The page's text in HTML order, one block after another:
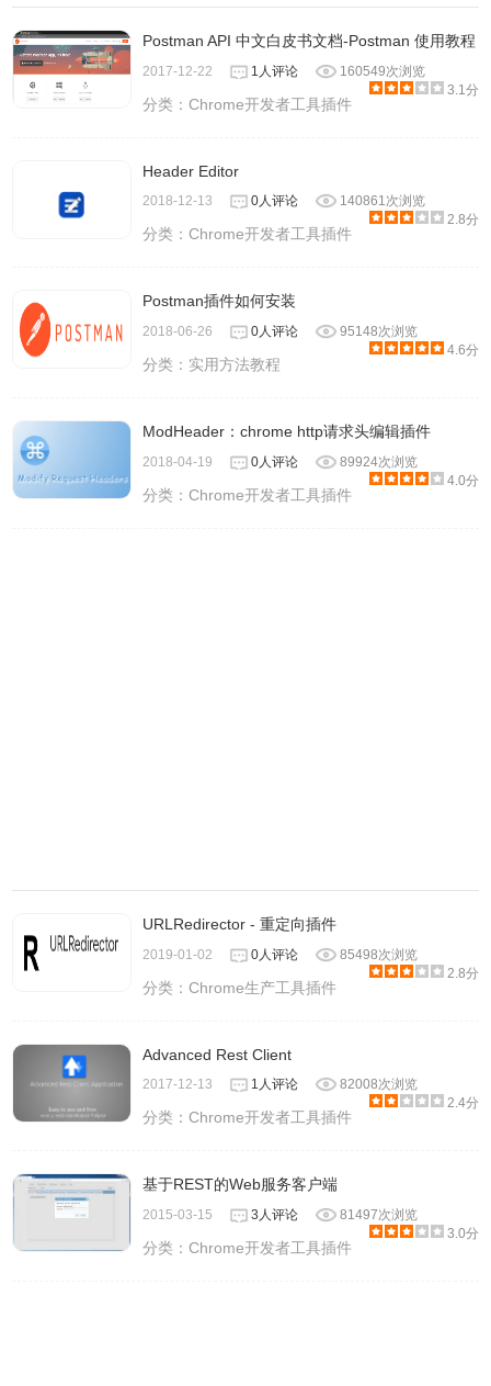
Postman API 中文白皮书文档-Postman 使用教程
2017-12-22 1人评论
160549次浏览
3.1分
分类：Chrome开发者工具插件
Header Editor
2018-12-13 0人评论
140861次浏览
2.8分
分类：Chrome开发者工具插件
Postman插件如何安装
2018-06-26 0人评论
95148次浏览
4.6分
分类： 实用方法教程
ModHeader：chrome http请求头编辑插件
2018-04-19 0人评论
89924次浏览
4.0分
分类：Chrome开发者工具插件
URLRedirector - 重定向插件
2019-01-02 0人评论
85498次浏览
2.8分
分类：Chrome生产工具插件
Advanced Rest Client
2017-12-13 1人评论
82008次浏览
2.4分
分类：Chrome开发者工具插件
基于REST的Web服务客户端
2015-03-15 3人评论
81497次浏览
3.0分
分类：Chrome开发者工具插件